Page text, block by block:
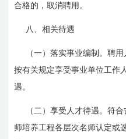
合格的，取消聘用 。
八、相关待遇
（一）落实事业编制。聘
按有关规定享受事业单位工作
遇。
（二）享受人才待遇。符
师培养工程各层次名师认定或